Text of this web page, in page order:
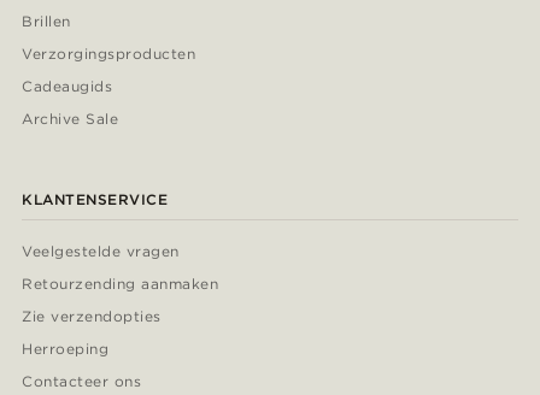
Brillen
Verzorgingsproducten
Cadeaugids
Archive Sale
KLANTENSERVICE
Veelgestelde vragen
Retourzending aanmaken
Zie verzendopties
Herroeping
Contacteer ons